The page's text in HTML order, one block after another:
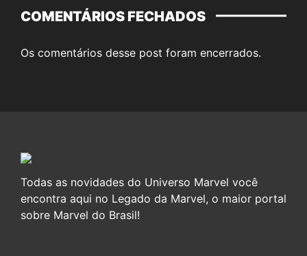
COMENTÁRIOS FECHADOS
Os comentários desse post foram encerrados.
Todas as novidades do Universo Marvel você
encontra aqui no Legado da Marvel, o maior portal
sobre Marvel do Brasil!